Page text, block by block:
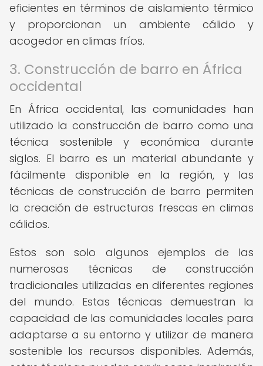
eficientes en términos de aislamiento térmico
y proporcionan un ambiente cálido y
acogedor en climas fríos.
3. Construcción de barro en África
occidental
En África occidental, las comunidades han
utilizado la construcción de barro como una
técnica sostenible y económica durante
siglos. El barro es un material abundante y
fácilmente disponible en la región, y las
técnicas de construcción de barro permiten
la creación de estructuras frescas en climas
cálidos.
Estos son solo algunos ejemplos de las
numerosas técnicas de construcción
tradicionales utilizadas en diferentes regiones
del mundo. Estas técnicas demuestran la
capacidad de las comunidades locales para
adaptarse a su entorno y utilizar de manera
sostenible los recursos disponibles. Además,